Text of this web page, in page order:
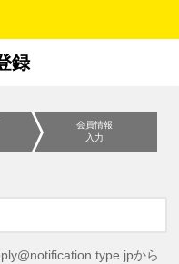
録
会員情報
入力
から